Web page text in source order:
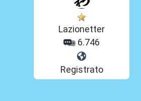
Lazionetter
6.746
Registrato